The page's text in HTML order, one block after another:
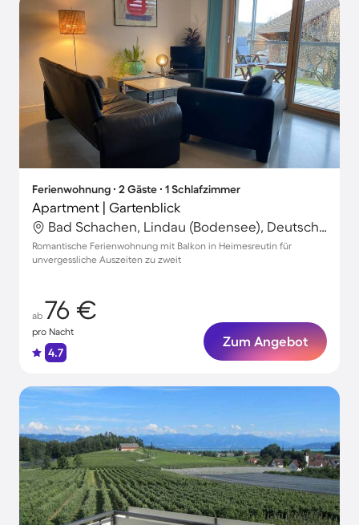
Ferienwohnung ∙ 2 Gäste ∙ 1 Schlafzimmer
Apartment | Gartenblick
Bad Schachen, Lindau (Bodensee), Deutschland
Romantische Ferienwohnung mit Balkon in Heimesreutin für
unvergessliche Auszeiten zu zweit
ab 76 €
pro Nacht
4.7
Zum Angebot